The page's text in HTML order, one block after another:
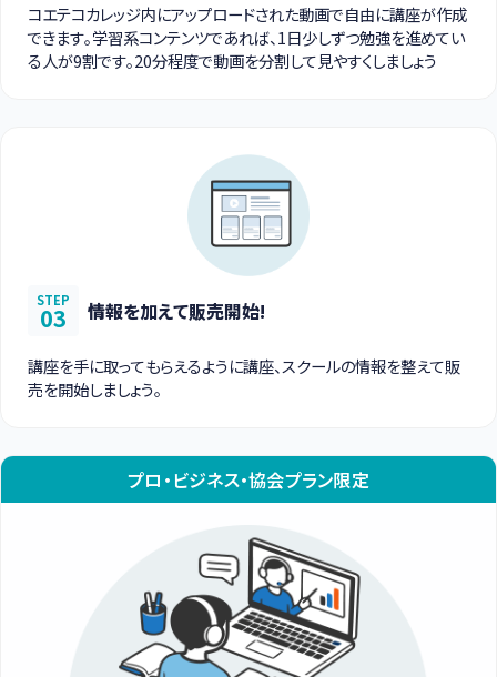
コエテコカレッジ内にアップロードされた動画で自由に講座が作成
できます。学習系コンテンツであれば、1日少しずつ勉強を進めてい
る人が9割です。20分程度で動画を分割して見やすくしましょう
STEP
03 情報を加えて販売開始!
講座を手に取ってもらえるように講座、スクールの情報を整えて販
売を開始しましょう。
プロ・ビジネス・協会プラン限定